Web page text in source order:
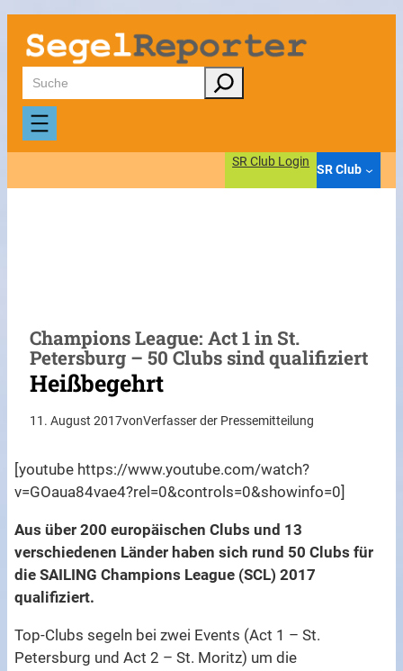
Zum
Inhalt
springen
Suchen
SR Club Login
SR Club
Champions League: Act 1 in St.
Petersburg – 50 Clubs sind qualifiziert
Heißbegehrt
11. August 2017vonVerfasser der Pressemitteilung
[youtube https://www.youtube.com/watch?
v=GOaua84vae4?rel=0&controls=0&showinfo=0]
Aus über 200 europäischen Clubs und 13
verschiedenen Länder haben sich rund 50 Clubs für
die SAILING Champions League (SCL) 2017
qualifiziert.
Top-Clubs segeln bei zwei Events (Act 1 – St.
Petersburg und Act 2 – St. Moritz) um die